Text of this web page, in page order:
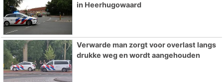
in Heerhugowaard
Verwarde man zorgt voor overlast langs
drukke weg en wordt aangehouden